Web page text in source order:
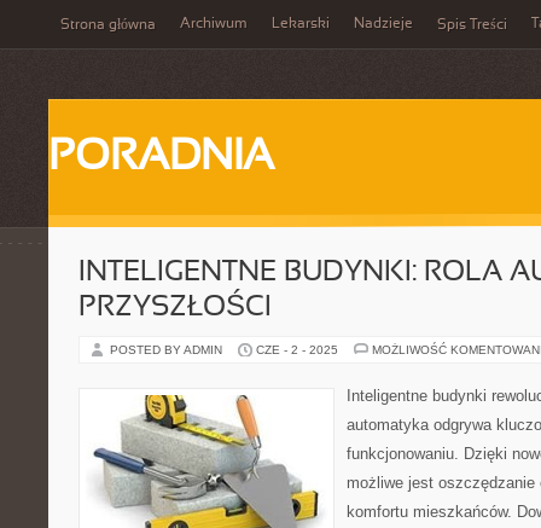
Strona główna Archiwum Lekarski Nadzieje Spis Treści
PORADNIA
INTELIGENTNE BUDYNKI: ROLA
PRZYSZŁOŚCI
POSTED BY ADMIN CZE - 2 - 2025 MOŻLIWOŚĆ
Inteligentne budynki
automatyka odgrywa
funkcjonowaniu. Dzięki
możliwe jest oszczędzanie
komfortu mieszkańców.